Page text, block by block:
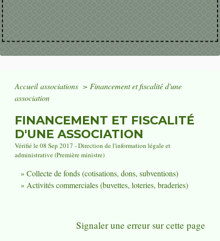
Accueil associations > Financement et fiscalité d'une
association
FINANCEMENT ET FISCALITÉ
D'UNE ASSOCIATION
Vérifié le 08 Sep 2017 - Direction de l'information légale et
administrative (Première ministre)
Collecte de fonds (cotisations, dons, subventions)
Activités commerciales (buvettes, loteries, braderies)
Signaler une erreur sur cette page